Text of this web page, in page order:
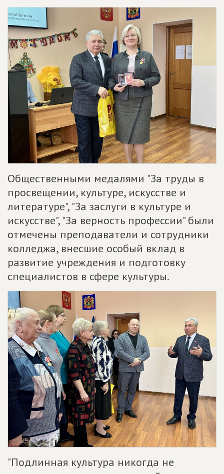
Общественными медалями "За труды в
просвещении, культуре, искусстве и
литературе", "За заслуги в культуре и
искусстве", "За верность профессии" были
отмечены преподаватели и сотрудники
колледжа, внесшие особый вклад в
развитие учреждения и подготовку
специалистов в сфере культуры.
"Подлинная культура никогда не